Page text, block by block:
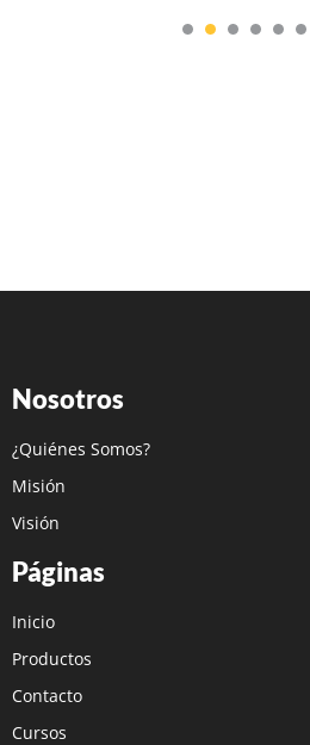
Nosotros
¿Quiénes Somos?
Misión
Visión
Páginas
Inicio
Productos
Contacto
Cursos